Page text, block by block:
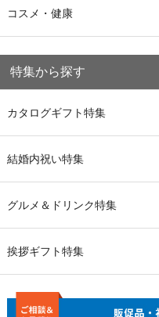
コスメ・健康
特集から探す
カタログギフト特集
結婚内祝い特集
グルメ＆ドリンク特集
挨拶ギフト特集